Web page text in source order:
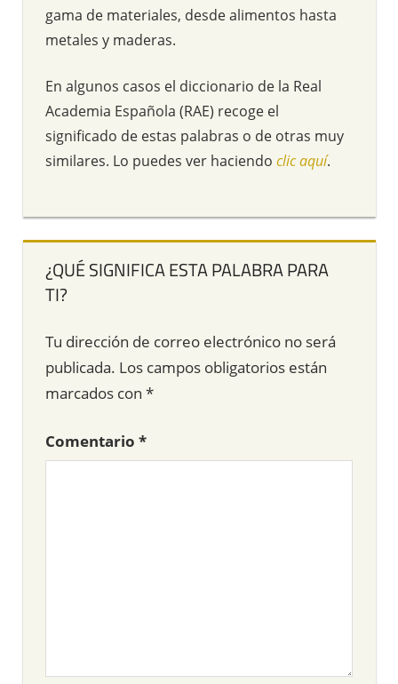
gama de materiales, desde alimentos hasta
metales y maderas.
En algunos casos el diccionario de la Real
Academia Española (RAE) recoge el
significado de estas palabras o de otras muy
similares. Lo puedes ver haciendo clic aquí.
¿QUÉ SIGNIFICA ESTA PALABRA PARA
TI?
Tu dirección de correo electrónico no será
publicada. Los campos obligatorios están
marcados con *
Comentario *